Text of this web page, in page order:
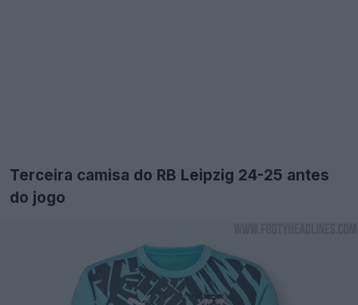
Terceira camisa do RB Leipzig 24-25 antes
do jogo